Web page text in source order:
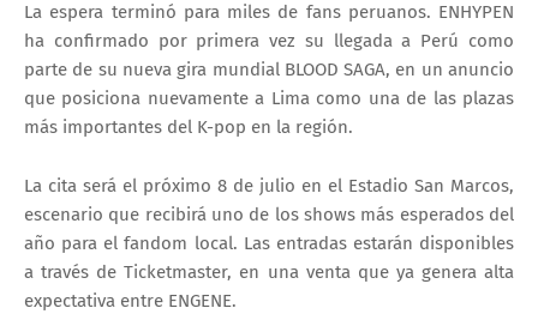
La espera terminó para miles de fans peruanos. ENHYPEN
ha confirmado por primera vez su llegada a Perú como
parte de su nueva gira mundial BLOOD SAGA, en un anuncio
que posiciona nuevamente a Lima como una de las plazas
más importantes del K-pop en la región.
La cita será el próximo 8 de julio en el Estadio San Marcos,
escenario que recibirá uno de los shows más esperados del
año para el fandom local. Las entradas estarán disponibles
a través de Ticketmaster, en una venta que ya genera alta
expectativa entre ENGENE.